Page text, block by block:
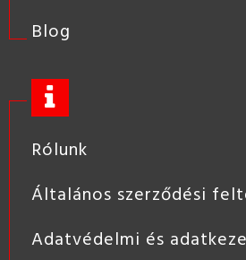
Blog
Rólunk
Általános szerződési
Adatvédelmi és